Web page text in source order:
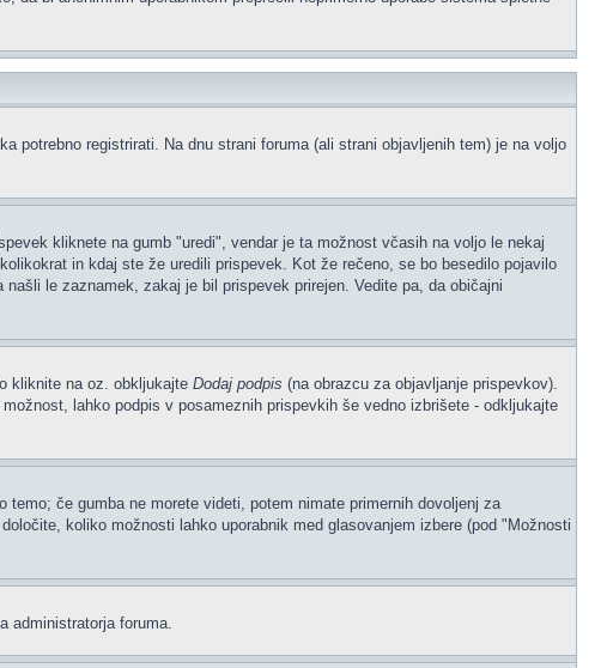
potrebno registrirati. Na dnu strani foruma (ali strani objavljenih tem) je na voljo
kliknete na gumb "uredi", vendar je ta možnost včasih na voljo le nekaj
in kdaj ste že uredili prispevek. Kot že rečeno, se bo besedilo pojavilo
le zaznamek, zakaj je bil prispevek prirejen. Vedite pa, da običajni
kliknite na oz. obkljukajte Dodaj podpis (na obrazcu za objavljanje prispevkov).
lahko podpis v posameznih prispevkih še vedno izbrišete - odkljukajte
če gumba ne morete videti, potem nimate primernih dovoljenj za
koliko možnosti lahko uporabnik med glasovanjem izbere (pod "Možnosti
administratorja foruma.